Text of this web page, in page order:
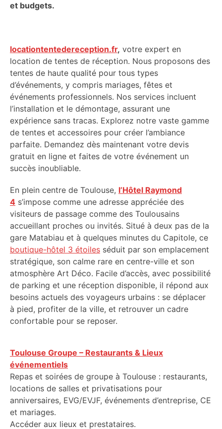
et budgets.
locationtentedereception.fr, votre expert en
location de tentes de réception. Nous proposons des
tentes de haute qualité pour tous types
d’événements, y compris mariages, fêtes et
événements professionnels. Nos services incluent
l’installation et le démontage, assurant une
expérience sans tracas. Explorez notre vaste gamme
de tentes et accessoires pour créer l’ambiance
parfaite. Demandez dès maintenant votre devis
gratuit en ligne et faites de votre événement un
succès inoubliable.
En plein centre de Toulouse, l’Hôtel Raymond
4 s’impose comme une adresse appréciée des
visiteurs de passage comme des Toulousains
accueillant proches ou invités. Situé à deux pas de la
gare Matabiau et à quelques minutes du Capitole, ce
boutique-hôtel 3 étoiles séduit par son emplacement
stratégique, son calme rare en centre-ville et son
atmosphère Art Déco. Facile d’accès, avec possibilité
de parking et une réception disponible, il répond aux
besoins actuels des voyageurs urbains : se déplacer
à pied, profiter de la ville, et retrouver un cadre
confortable pour se reposer.
Toulouse Groupe – Restaurants & Lieux
événementiels
Repas et soirées de groupe à Toulouse : restaurants,
locations de salles et privatisations pour
anniversaires, EVG/EVJF, événements d’entreprise, CE
et mariages.
Accéder aux lieux et prestataires.